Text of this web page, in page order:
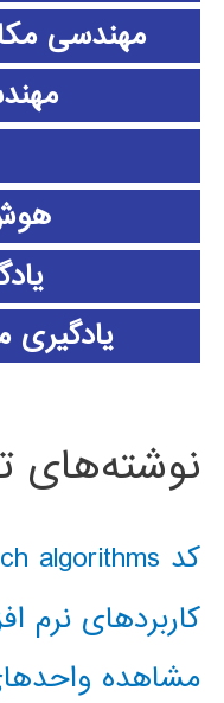
مهندسی
یادگیری
نوشته‌های
کد classical AI search algorithms
کاربردهای نرم
مشاهده